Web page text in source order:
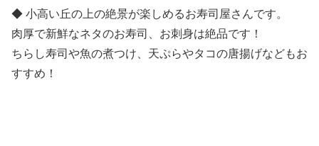
◆ 小高い丘の上の絶景が楽しめるお寿司屋さんです。
肉厚で新鮮なネタのお寿司、お刺身は絶品です！
ちらし寿司や魚の煮つけ、天ぷらやタコの唐揚げなどもお
すすめ！